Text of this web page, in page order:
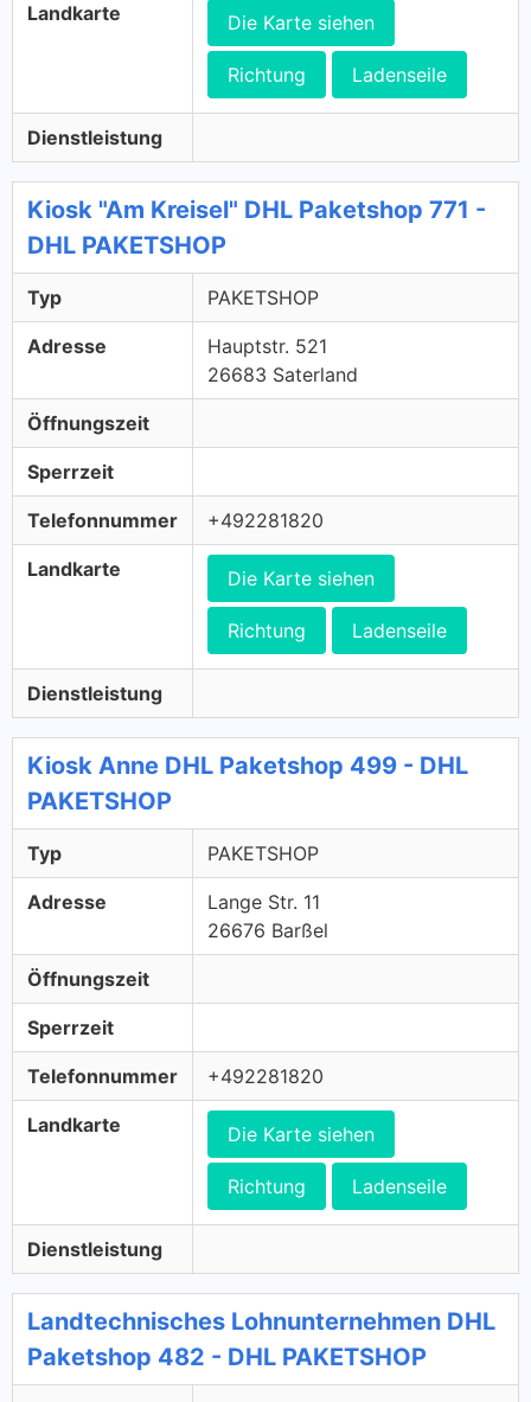
Landkarte Die Karte siehen
Richtung Ladenseile
Dienstleistung
Kiosk "Am Kreisel" DHL Paketshop 771 -
DHL PAKETSHOP
Typ PAKETSHOP
Adresse
Hauptstr. 521
26683 Saterland
Öffnungszeit
Sperrzeit
Telefonnummer +492281820
Landkarte Die Karte siehen
Richtung Ladenseile
Dienstleistung
Kiosk Anne DHL Paketshop 499 - DHL
PAKETSHOP
Typ PAKETSHOP
Adresse
Lange Str. 11
26676 Barßel
Öffnungszeit
Sperrzeit
Telefonnummer +492281820
Landkarte Die Karte siehen
Richtung Ladenseile
Dienstleistung
Landtechnisches Lohnunternehmen DHL
Paketshop 482 - DHL PAKETSHOP